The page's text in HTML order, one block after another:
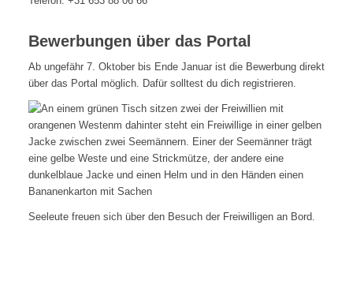
Bewerbungen über das Portal
Ab ungefähr 7. Oktober bis Ende Januar ist die Bewerbung direkt
über das Portal möglich. Dafür solltest du dich registrieren.
Seeleute freuen sich über den Besuch der Freiwilligen an Bord.